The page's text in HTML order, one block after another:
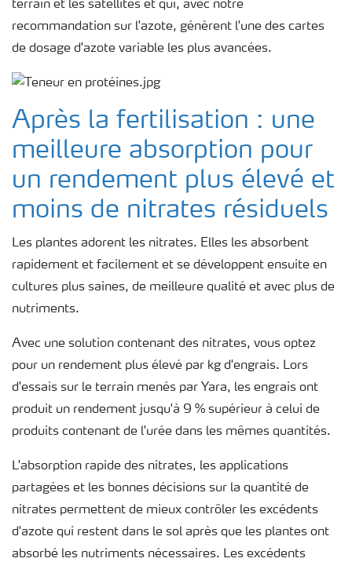
terrain et les satellites et qui, avec notre
recommandation sur l'azote, génèrent l'une des cartes
de dosage d'azote variable les plus avancées.
Après la fertilisation : une
meilleure absorption pour
un rendement plus élevé et
moins de nitrates résiduels
Les plantes adorent les nitrates. Elles les absorbent
rapidement et facilement et se développent ensuite en
cultures plus saines, de meilleure qualité et avec plus de
nutriments.
Avec une solution contenant des nitrates, vous optez
pour un rendement plus élevé par kg d'engrais. Lors
d'essais sur le terrain menés par Yara, les engrais ont
produit un rendement jusqu'à 9 % supérieur à celui de
produits contenant de l'urée dans les mêmes quantités.
L'absorption rapide des nitrates, les applications
partagées et les bonnes décisions sur la quantité de
nitrates permettent de mieux contrôler les excédents
d'azote qui restent dans le sol après que les plantes ont
absorbé les nutriments nécessaires. Les excédents